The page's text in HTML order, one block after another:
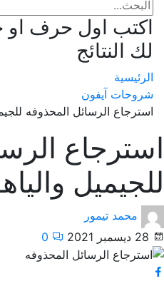
اكتب اول حرف او
لك النتائج
الرئيسية
شروحات آيفون
استرجاع الرسائل المحذوفه
استرجاع
للجيميل
محمد تيمور
28 ديسمبر 2021
0